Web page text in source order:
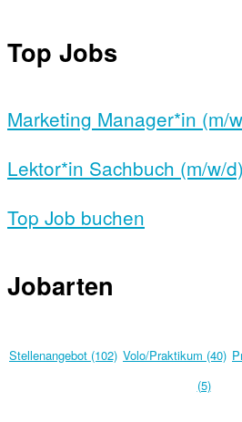
Top Jobs
Marketing Manager*in (m/
Lektor*in Sachbuch (m/w/d)
Top Job buchen
Jobarten
Stellenangebot (102) Volo/Praktikum (40)
(5)